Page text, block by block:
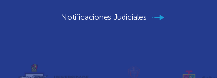
Notificaciones Judiciales